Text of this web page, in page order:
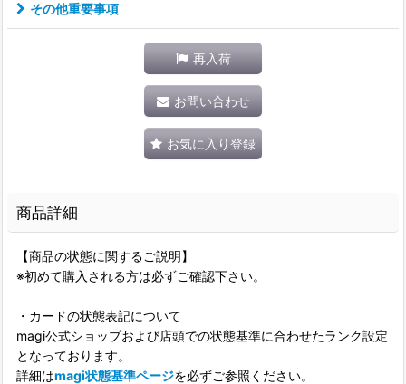
その他重要事項
再入荷
お問い合わせ
お気に入り登録
商品詳細
【商品の状態に関するご説明】
※初めて購入される方は必ずご確認下さい。
・カードの状態表記について
magi公式ショップおよび店頭での状態基準に合わせたランク設定
となっております。
詳細はmagi状態基準ページを必ずご参照ください。